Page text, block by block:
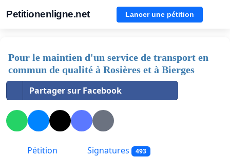
Petitionenligne.net Lancer une pétition
Pour le maintien d'un service de transport en
commun de qualité à Rosières et à Bierges
Partager sur Facebook
Pétition Signatures 493